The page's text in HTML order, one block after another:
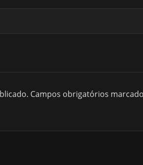
Campos obrigatórios